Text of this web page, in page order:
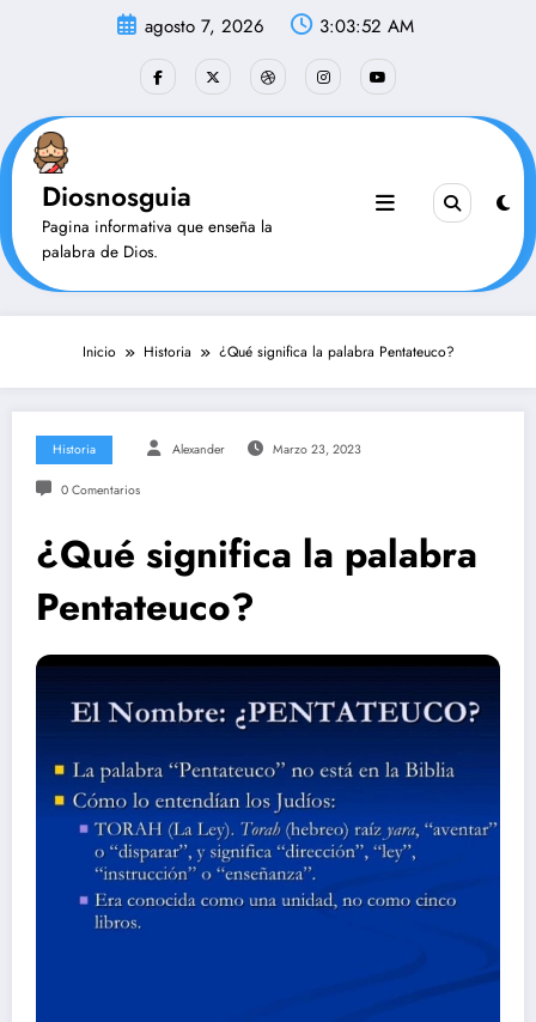
agosto 7, 2026 3:03:53 AM
Diosnosguia
Pagina informativa que enseña la
palabra de Dios.
Inicio Historia ¿Qué significa la palabra Pentateuco?
Historia Alexander Marzo 23, 2023
0 Comentarios
¿Qué significa la palabra
Pentateuco?